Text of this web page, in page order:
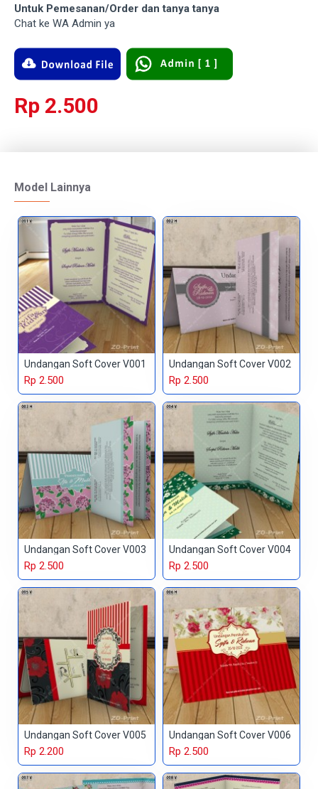
Untuk Pemesanan/Order dan tanya tanya
Chat ke WA Admin ya
Rp 2.500
Model Lainnya
Undangan Soft Cover V001
Rp 2.500
Undangan Soft Cover V002
Rp 2.500
Undangan Soft Cover V003
Rp 2.500
Undangan Soft Cover V004
Rp 2.500
Undangan Soft Cover V005
Rp 2.200
Undangan Soft Cover V006
Rp 2.500